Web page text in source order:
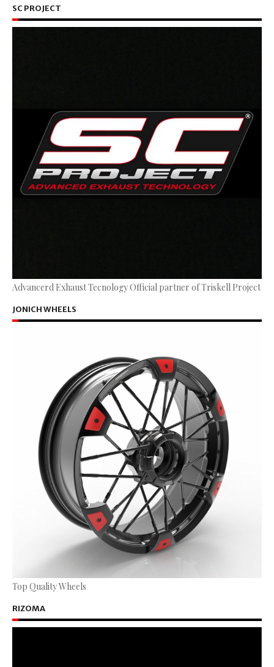
SC PROJECT
Advancerd Exhaust Tecnology Official partner of Triskell Project
JONICH WHEELS
Top Quality Wheels
RIZOMA